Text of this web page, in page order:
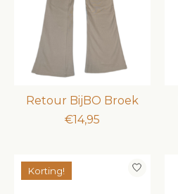
Retour BijBO Broek
€14,95
Korting!